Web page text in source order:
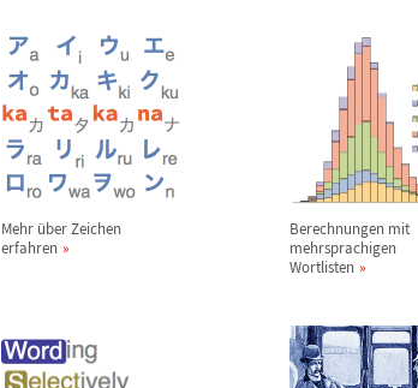
Mehr über Zeichen
erfahren
Berechnungen mit
mehrsprachigen
Wortlisten